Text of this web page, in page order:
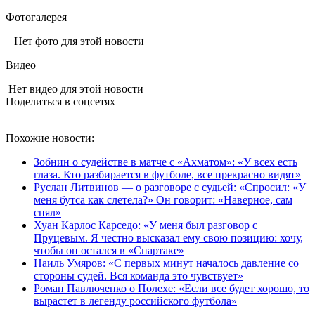
Фотогалерея
Нет фото для этой новости
Видео
Нет видео для этой новости
Поделиться в соцсетях
Похожие новости:
Зобнин о судействе в матче с «Ахматом»: «У всех есть
глаза. Кто разбирается в футболе, все прекрасно видят»
Руслан Литвинов — о разговоре с судьей: «Спросил: «У
меня бутса как слетела?» Он говорит: «Наверное, сам
снял»
Хуан Карлос Карседо: «У меня был разговор с
Пруцевым. Я честно высказал ему свою позицию: хочу,
чтобы он остался в «Спартаке»
Наиль Умяров: «С первых минут началось давление со
стороны судей. Вся команда это чувствует»
Роман Павлюченко о Полехе: «Если все будет хорошо, то
вырастет в легенду российского футбола»